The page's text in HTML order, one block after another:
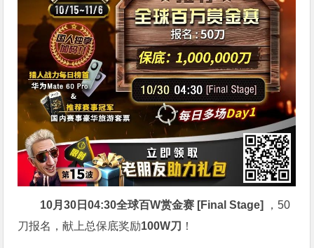
10月30日04:30全球百W赏金赛 [Final Stage]
，50
刀报名，献上总保底奖励100W刀 ！